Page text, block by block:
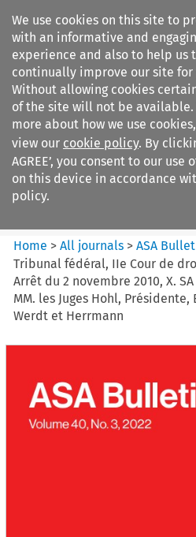
We use cookies on this site to
with an informative and
experience and also to help us
continually improve our site for
Without allowing cookies
of the site will not be available.
more about how we use
view our cookie policy. By
AGREE’, you consent to our use
on this device in accordance
policy.
Search filters
ASA Bulletin
Home >All journals >ASA
Tribunal fédéral, IIe Cour de
Arrêt du 2 novembre 2010, X.
MM. les Juges Hohl, Présidente,
Werdt et Herrmann